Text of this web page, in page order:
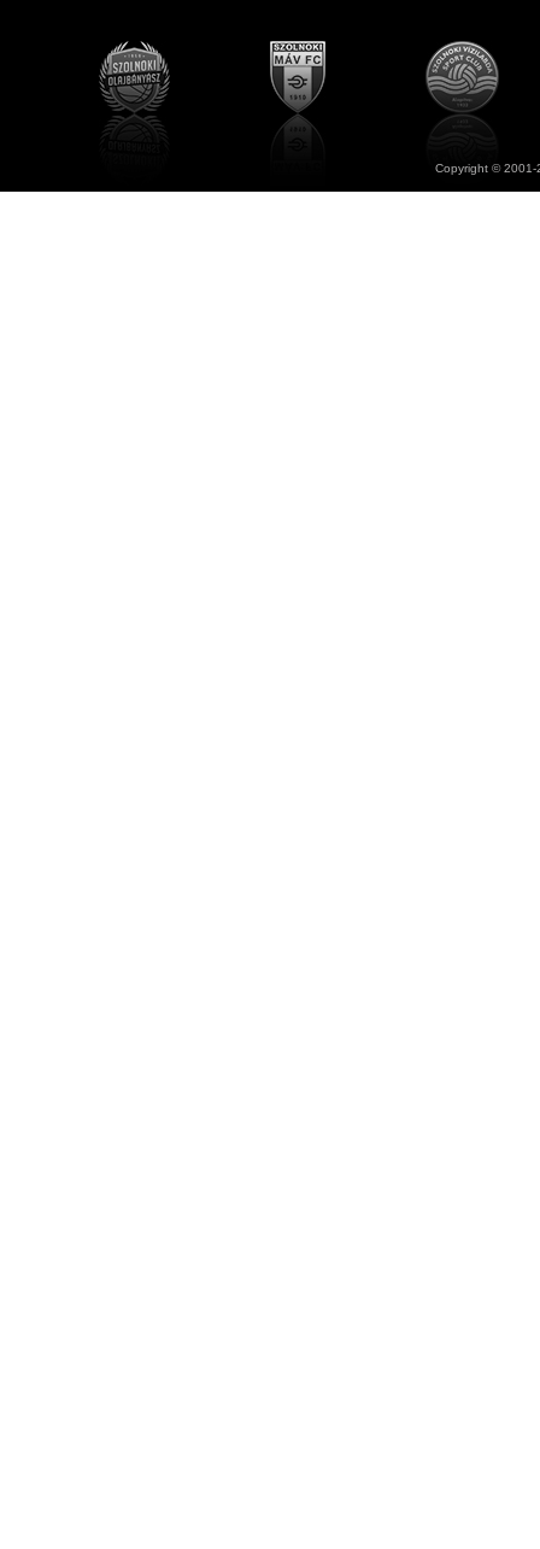
Copyright ©